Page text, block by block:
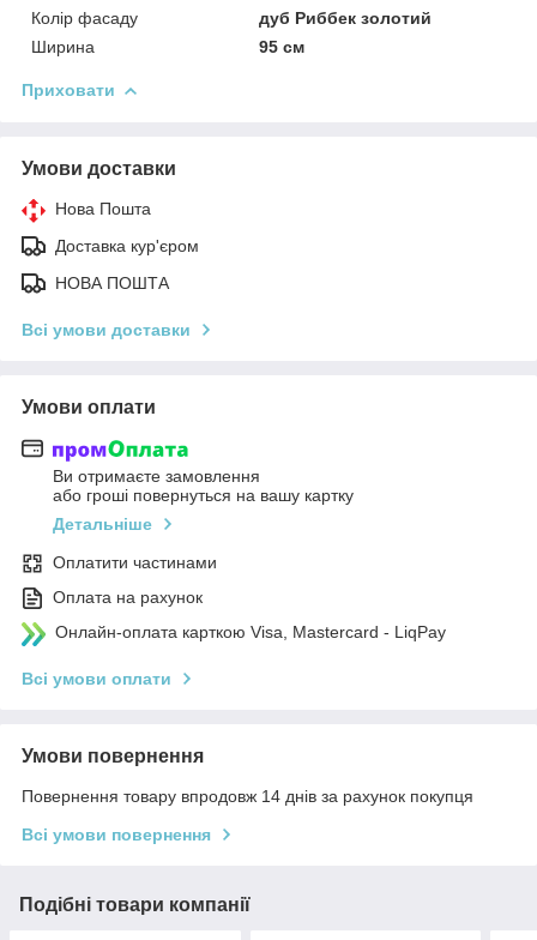
Колір фасаду
дуб Риббек золотий
Ширина
95 см
Приховати
Умови доставки
Нова Пошта
Доставка кур'єром
НОВА ПОШТА
Всі умови доставки
Умови оплати
Ви отримаєте замовлення
або гроші повернуться на вашу картку
Детальніше
Оплатити частинами
Оплата на рахунок
Онлайн-оплата карткою Visa, Mastercard - LiqPay
Всі умови оплати
Умови повернення
Повернення товару впродовж 14 днів за рахунок покупця
Всі умови повернення
Подібні товари компанії